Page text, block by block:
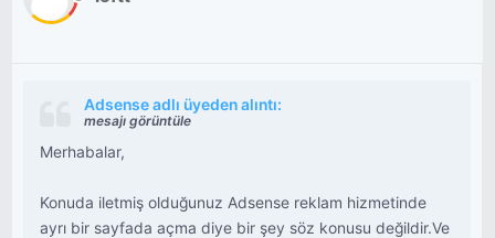
Adsense adlı üyeden alıntı:
mesajı görüntüle
Merhabalar,
Konuda iletmiş olduğunuz Adsense reklam hizmetinde
ayrı bir sayfada açma diye bir şey söz konusu değildir.Ve